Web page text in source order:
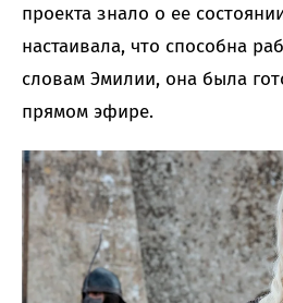
проекта знало о ее
настаивала, что способна
словам Эмилии, она была
прямом эфире.